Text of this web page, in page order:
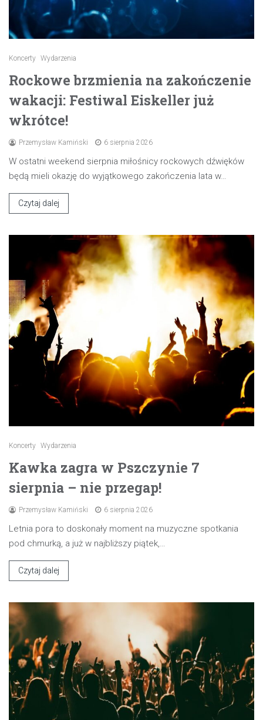
Koncerty Wydarzenia
Rockowe brzmienia na zakończenie
wakacji: Festiwal Eiskeller już
wkrótce!
Przemysław Kamiński 6 sierpnia 2026
W ostatni weekend sierpnia miłośnicy rockowych dźwięków
będą mieli okazję do wyjątkowego zakończenia lata w…
Czytaj dalej
Koncerty Wydarzenia
Kawka zagra w Pszczynie 7
sierpnia – nie przegap!
Przemysław Kamiński 6 sierpnia 2026
Letnia pora to doskonały moment na muzyczne spotkania
pod chmurką, a już w najbliższy piątek,…
Czytaj dalej